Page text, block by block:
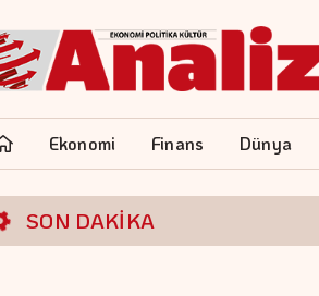
Ekonomi Finans Dünya
SON DAKİKA